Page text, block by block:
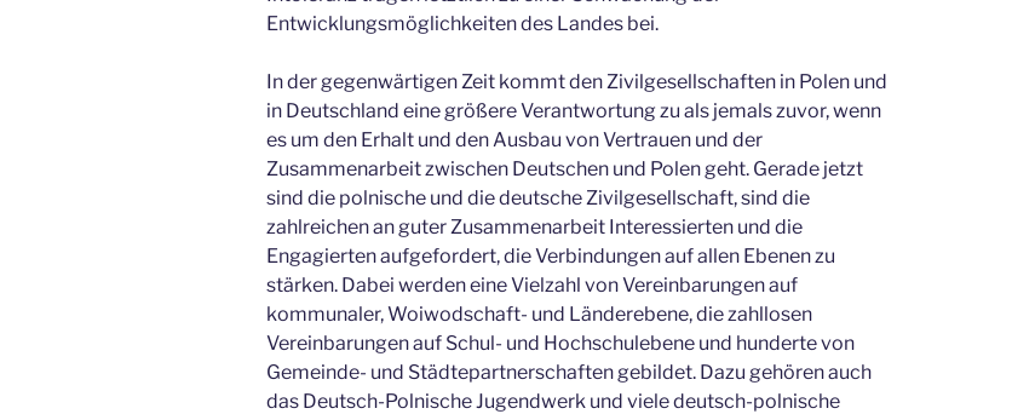
Entwicklungsmöglichkeiten des Landes bei.
In der gegenwärtigen Zeit kommt den Zivilgesellschaften in Polen und
in Deutschland eine größere Verantwortung zu als jemals zuvor, wenn
es um den Erhalt und den Ausbau von Vertrauen und der
Zusammenarbeit zwischen Deutschen und Polen geht. Gerade jetzt
sind die polnische und die deutsche Zivilgesellschaft, sind die
zahlreichen an guter Zusammenarbeit Interessierten und die
Engagierten aufgefordert, die Verbindungen auf allen Ebenen zu
stärken. Dabei werden eine Vielzahl von Vereinbarungen auf
kommunaler, Woiwodschaft- und Länderebene, die zahllosen
Vereinbarungen auf Schul- und Hochschulebene und hunderte von
Gemeinde- und Städtepartnerschaften gebildet. Dazu gehören auch
das Deutsch-Polnische Jugendwerk und viele deutsch-polnische